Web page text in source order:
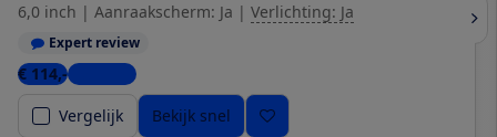
6,0 inch | Aanraakscherm: Ja | Verlichting: Ja
Expert review
€ 114,-4 winkels
Vergelijk
Bekijk snel